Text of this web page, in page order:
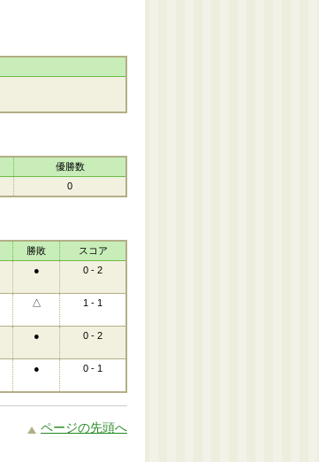
優勝数
0
勝敗
スコア
● 0 - 2
△ 1 - 1
● 0 - 2
● 0 - 1
ページの先頭へ